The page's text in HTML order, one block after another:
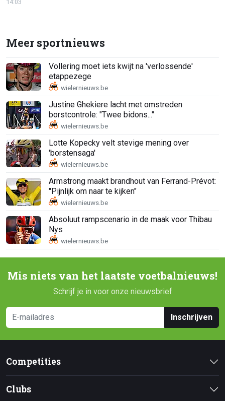
14:03
Meer sportnieuws
Vollering moet iets kwijt na 'verlossende'
etappezege
Justine Ghekiere lacht met omstreden
borstcontrole: "Twee bidons..."
Lotte Kopecky velt stevige mening over
'borstensaga'
Armstrong maakt brandhout van Ferrand-Prévot:
"Pijnlijk om naar te kijken"
Absoluut rampscenario in de maak voor Thibau
Nys
Mis niets van het laatste voetbalnieuws!
Schrijf je in voor onze nieuwsbrief
Inschrijven
Competities
Clubs